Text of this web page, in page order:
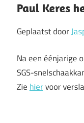
Paul Keres
Geplaatst door
Na een éénjarige
SGS-
Zie hiervoor